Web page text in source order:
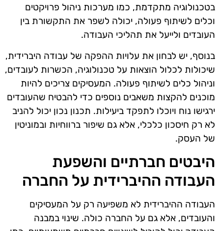
בטכנולוגיה מתקדמת, כמו מערכות ניהול פרויקטים
וכלים לשיתוף פעולה, יכולה לשפר את התקשורת בין
העובדים ולייעל את תהליכי העבודה.
בנוסף, יש לבחון את עלויות ההפקה של עבודה היברידית,
שיכולות לכלול הוצאות על טכנולוגיה, הכשרות לעובדים,
וניהול כלים לשיתוף פעולה. המעסיקים צריכים להיות
מוכנים להקצות משאבים נוספים כדי להבטיח שהעובדים
ירגישו נוח ויוכלו לתפקד ביעילות. תכנון נכון יכול להניב
לא רק חיסכון כלכלי, אלא גם שיפור ברווחיות ובמוניטין
של העסק.
היבטים חברתיים והשפעת
העבודה ההיברידית על החברה
העבודה ההיברידית לא משפיעה רק על המעסיקים
והעובדים, אלא גם על החברה כולה. שינוי במבנה